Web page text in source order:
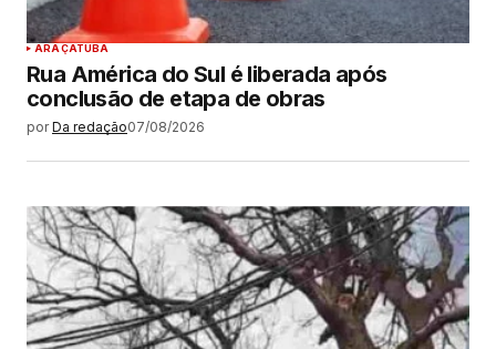
ARAÇATUBA
Rua América do Sul é liberada após
conclusão de etapa de obras
por Da redação07/08/2026